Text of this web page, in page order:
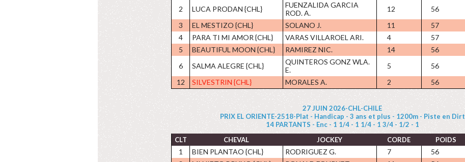
2
LUCA PRODAN {CHL}
FUENZALIDA GARCIA
ROD. A.
12 56
3
EL MESTIZO {CHL} SOLANO J. 11 57
4
PARA TI MI AMOR {CHL} VARAS VILLAROEL ARI. 4 57
5
BEAUTIFUL MOON {CHL} RAMIREZ NIC. 14 56
6
SALMA ALEGRE {CHL}
QUINTEROS GONZ WLA.
E.
5 56
12
SILVESTRIN {CHL} MORALES A. 2 56
27 JUIN 2026-CHL-CHILE
PRIX EL ORIENTE-2518-Plat - Handicap - 3 ans et plus - 1200m - Piste en Dirt
14 PARTANTS - Enc - 1 1/4 - 1 1/4 - 1 3/4 - 1/2 - 1
CLT
CHEVAL JOCKEY CORDE POIDS
1 BIEN PLANTAO {CHL} RODRIGUEZ G. 7 56